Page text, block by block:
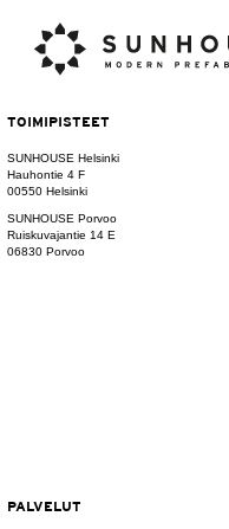
TOIMIPISTEET
SUNHOUSE Helsinki
Hauhontie 4 F
00550 Helsinki
SUNHOUSE Porvoo
Ruiskuvajantie 14 E
06830 Porvoo
PALVELUT